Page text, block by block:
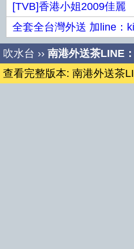
[TVB]香港小姐2009佳麗
全套全台灣外送 加line：
吹水台 ›› 南港外送茶LINE
查看完整版本: 南港外送茶